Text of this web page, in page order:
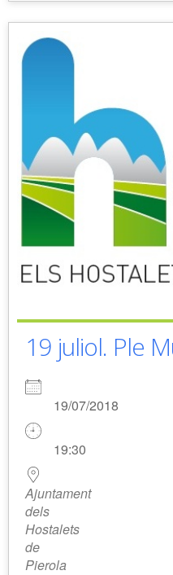
19 juliol. Ple
19/07/2018
19:30
Ajuntament
dels
Hostalets
de
Pierola